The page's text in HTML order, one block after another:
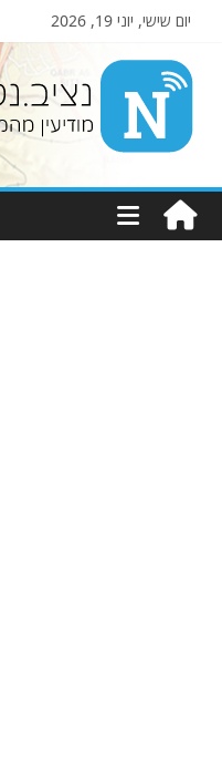
יום שישי, יוני 19, 2026
Nziv.net
מודיעין
מהמקורות